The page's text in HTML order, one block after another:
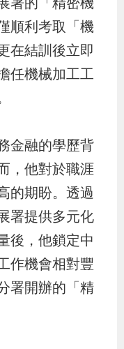
署的「精密機
順利考取「機
在結訓後立即
任機械加工工
融的學歷背
，他對於職涯
的期盼。透過
署提供多元化
後，他鎖定中
作機會相對豐
署開辦的「精